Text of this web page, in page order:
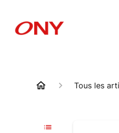
Tous les